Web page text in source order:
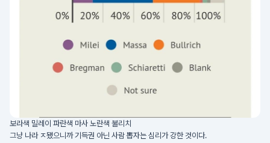
보라색 밀레이 파란색 마사 노란색 불리치
그냥 나라 ㅈ됐으니까 기득권 아닌 사람 뽑자는 심리가 강한 것이다.